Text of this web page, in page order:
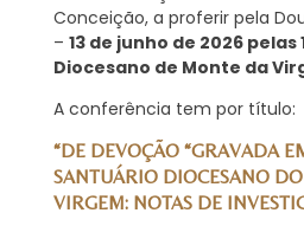
Conceição, a proferir pela
– 13 de junho de 2026 pelas
Diocesano de Monte da
A conferência tem por título:
“DE DEVOÇÃO “GRAVADA
SANTUÁRIO DIOCESANO
VIRGEM: NOTAS DE